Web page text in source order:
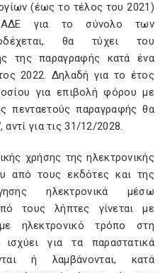
(έως το τέλος του 2021)
για το σύνολο των
θα τύχει του
της παραγραφής κατά ένα
2022. Δηλαδή για το έτος
για επιβολή φόρου με
πενταετούς παραγραφής θα
για τις 31/12/2028.
χρήσης της ηλεκτρονικής
από τους εκδότες και της
ηλεκτρονικά μέσω
τους λήπτες γίνεται με
ηλεκτρονικό τρόπο στη
για τα παραστατικά
ή λαμβάνονται, κατά